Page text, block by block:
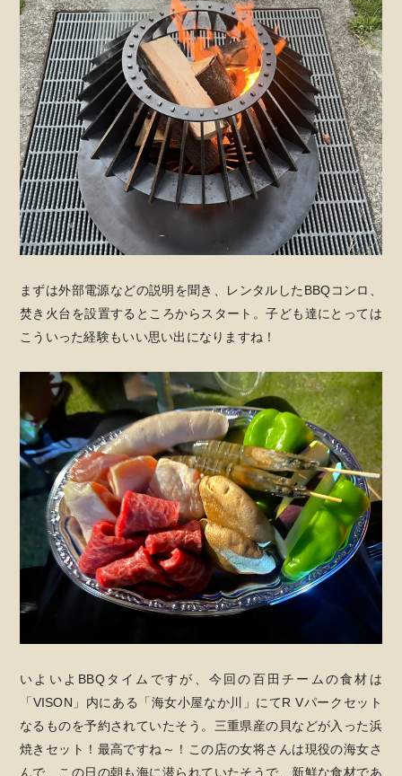
まずは外部電源などの説明を聞き、レンタルしたBBQコンロ、
焚き火台を設置するところからスタート。子ども達にとっては
こういった経験もいい思い出になりますね！
いよいよBBQタイムですが、今回の百田チームの食材は
「VISON」内にある「海女小屋なか川」にてR Vパークセット
なるものを予約されていたそう。三重県産の貝などが入った浜
焼きセット！最高ですね～！この店の女将さんは現役の海女さ
んで、この日の朝も海に潜られていたそうで、新鮮な食材であ